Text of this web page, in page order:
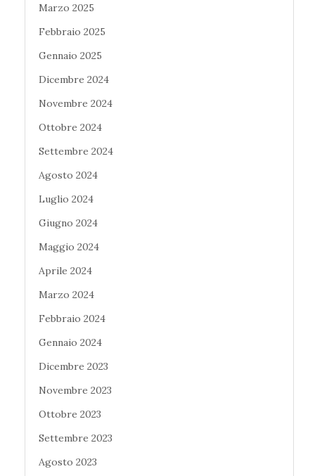
Marzo 2025
Febbraio 2025
Gennaio 2025
Dicembre 2024
Novembre 2024
Ottobre 2024
Settembre 2024
Agosto 2024
Luglio 2024
Giugno 2024
Maggio 2024
Aprile 2024
Marzo 2024
Febbraio 2024
Gennaio 2024
Dicembre 2023
Novembre 2023
Ottobre 2023
Settembre 2023
Agosto 2023